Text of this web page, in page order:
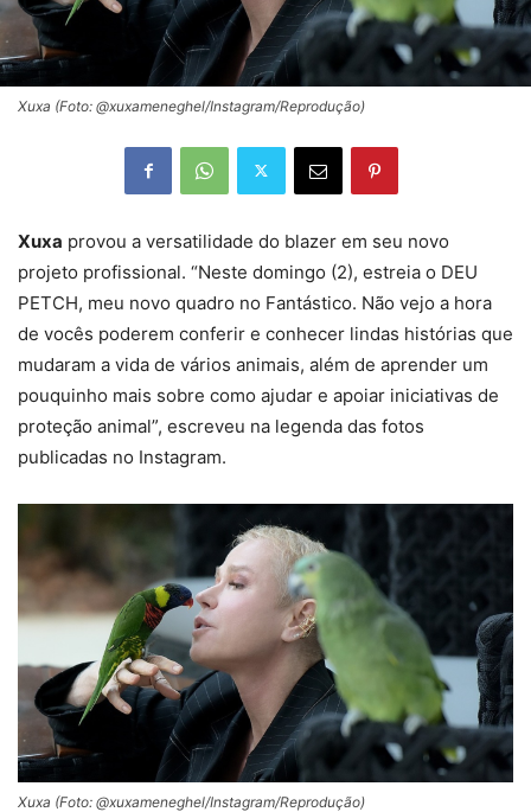
Xuxa (Foto: @xuxameneghel/Instagram/Reprodução)
Xuxa provou a versatilidade do blazer em seu novo
projeto profissional. “Neste domingo (2), estreia o DEU
PETCH, meu novo quadro no Fantástico. Não vejo a hora
de vocês poderem conferir e conhecer lindas histórias que
mudaram a vida de vários animais, além de aprender um
pouquinho mais sobre como ajudar e apoiar iniciativas de
proteção animal”, escreveu na legenda das fotos
publicadas no Instagram.
Xuxa (Foto: @xuxameneghel/Instagram/Reprodução)